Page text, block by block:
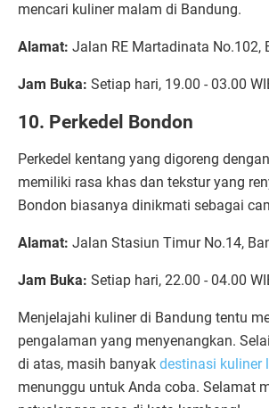
mencari kuliner malam di Bandung.
Alamat: Jalan RE Martadinata No.102,
Jam Buka: Setiap hari, 19.00 - 03.00
10. Perkedel Bondon
Perkedel kentang yang digoreng
memiliki rasa khas dan tekstur yang
Bondon biasanya dinikmati sebagai
Alamat: Jalan Stasiun Timur No.14,
Jam Buka: Setiap hari, 22.00 - 04.00
Menjelajahi kuliner di Bandung tentu
pengalaman yang menyenangkan.
di atas, masih banyak destinasi kuliner
menunggu untuk Anda coba. Selamat